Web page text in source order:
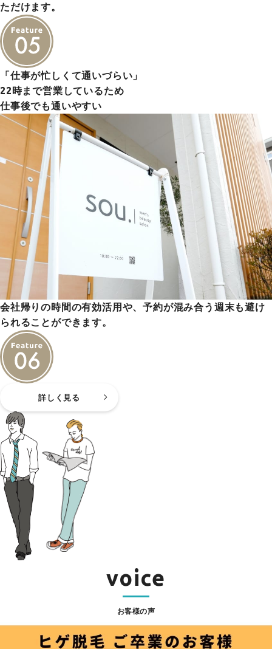
ただけます。
「仕事が忙しくて通いづらい」
22時まで営業しているため
仕事後でも通いやすい
会社帰りの時間の有効活用や、予約が混み合う週末も避け
られることができます。
詳しく見る
voice
お客様の声